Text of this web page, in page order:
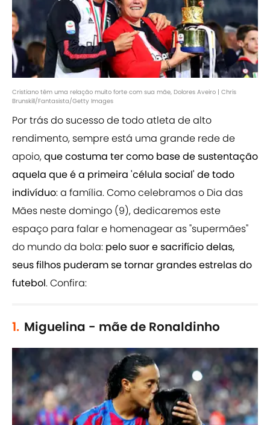
Cristiano têm uma relação muito forte com sua mãe, Dolores Aveiro | Chris
Brunskill/Fantasista/Getty Images
Por trás do sucesso de todo atleta de alto
rendimento, sempre está uma grande rede de
apoio,que costuma ter como base de sustentação
aquela que é a primeira 'célula social' de todo
indivíduo: a família. Como celebramos o Dia das
Mães neste domingo (9), dedicaremos este
espaço para falar e homenagear as "supermães"
do mundo da bola: pelo suor e sacrifício delas,
seus filhos puderam se tornar grandes estrelas do
futebol. Confira:
1. Miguelina - mãe de Ronaldinho